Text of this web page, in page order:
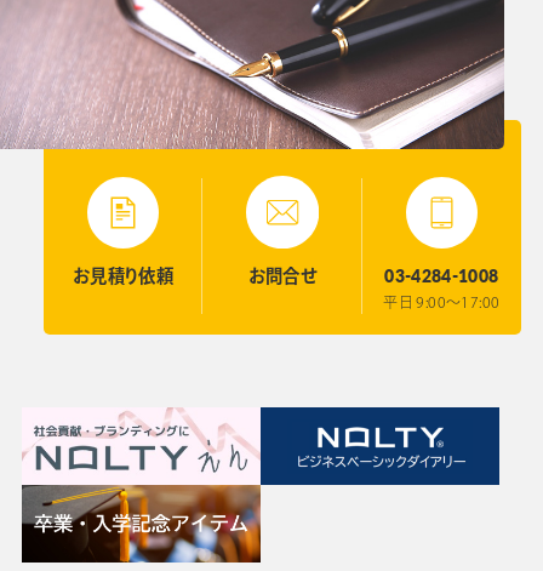
お見積り依頼 お問合せ 03-4284-1008
平日 9:00〜17:00